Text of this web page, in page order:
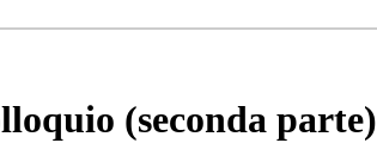
(seconda parte)